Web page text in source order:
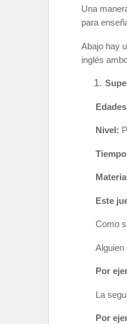
Una
para
Abajo hay
inglés
Nivel:
Este
Como
Por
La
Por